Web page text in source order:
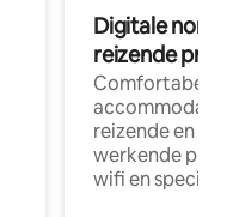
Digitale
reizende
Comfortabele
reizende en
werkende
wifi en